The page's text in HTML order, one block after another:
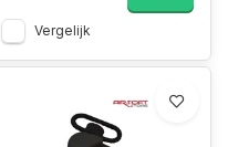
Vergelijk